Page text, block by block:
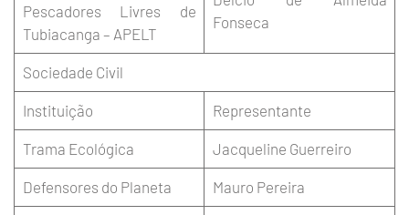
Pescadores Livres de
Tubiacanga – APELT
Fonseca
Sociedade Civil
Instituição Representante
Trama Ecológica Jacqueline Guerreiro
Defensores do Planeta Mauro Pereira